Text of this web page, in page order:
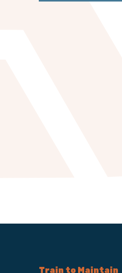
Train to Maintain